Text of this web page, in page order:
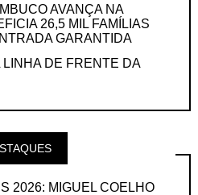
AVANÇA NA
26,5 MIL FAMÍLIAS
GARANTIDA
DE FRENTE DA
2026: MIGUEL COELHO